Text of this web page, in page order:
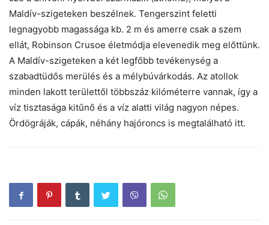
Maldív-szigeteken beszélnek. Tengerszint feletti
legnagyobb magassága kb. 2 m és amerre csak a szem
ellát, Robinson Crusoe életmódja elevenedik meg előttünk.
A Maldív-szigeteken a két legfőbb tevékenység a
szabadtüdős merülés és a mélybúvárkodás. Az atollok
minden lakott területtől többszáz kilóméterre vannak, így a
víz tisztasága kitűnő és a víz alatti világ nagyon népes.
Ördögráják, cápák, néhány hajóroncs is megtalálható itt.